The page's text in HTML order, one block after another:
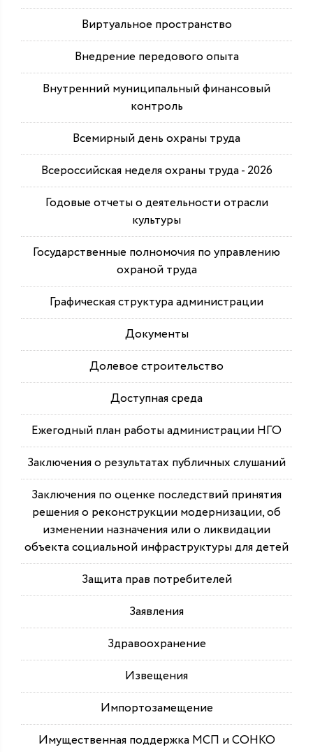
Виртуальное пространство
Внедрение передового опыта
Внутренний муниципальный финансовый
контроль
Всемирный день охраны труда
Всероссийская неделя охраны труда - 2026
Годовые отчеты о деятельности отрасли
культуры
Государственные полномочия по управлению
охраной труда
Графическая структура администрации
Документы
Долевое строительство
Доступная среда
Ежегодный план работы администрации НГО
Заключения о результатах публичных слушаний
Заключения по оценке последствий принятия
решения о реконструкции модернизации, об
изменении назначения или о ликвидации
объекта социальной инфраструктуры для детей
Защита прав потребителей
Заявления
Здравоохранение
Извещения
Импортозамещение
Имущественная поддержка МСП и СОНКО